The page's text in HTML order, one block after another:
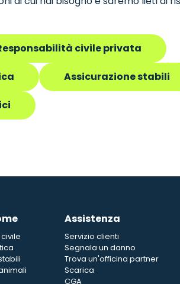
civile privata
Assicurazione stabili
Assistenza
Servizio clienti
Segnala un danno
Trova un'officina partner
Scarica
CGA